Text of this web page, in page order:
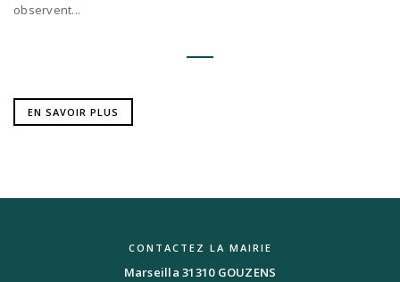
observent...
EN SAVOIR PLUS
CONTACTEZ LA MAIRIE
Marseilla 31310 GOUZENS